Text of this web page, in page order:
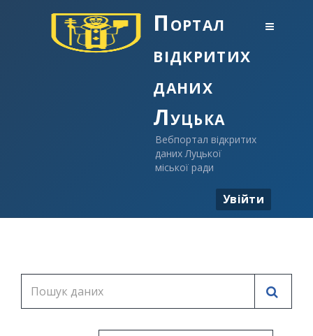
Портал
відкритих
даних
Луцька
Вебпортал відкритих
даних Луцької
міської ради
Увійти